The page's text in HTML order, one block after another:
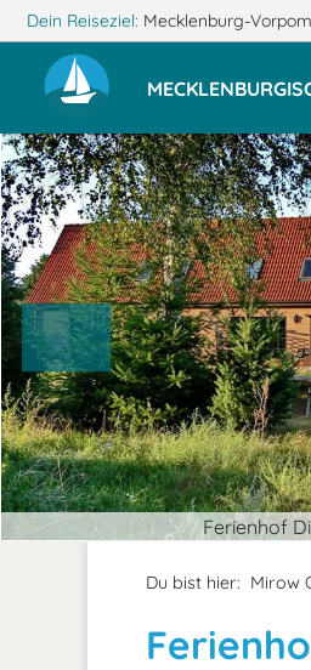
Dein Reiseziel: Mecklenburg-
Ferienhof
Du bist hier: Mirow